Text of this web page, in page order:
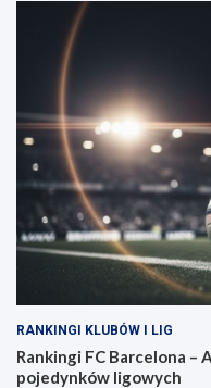
RANKINGI KLUBÓW I LIG
Rankingi FC Barcelona
pojedynków ligowych